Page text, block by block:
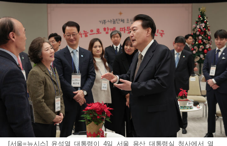
[서울=뉴시스] 윤석열 대통령이 4일 서울 용산 대통령실 청사에서 열